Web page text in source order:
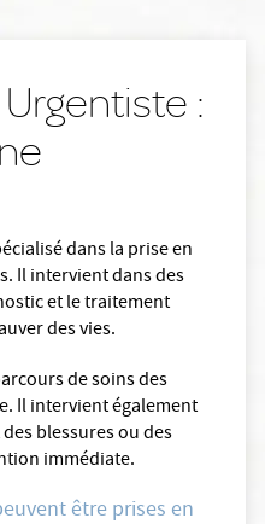
:
dans la prise en
Il intervient dans des
et le traitement
des vies.
de soins des
Il intervient également
blessures ou des
immédiate.
être prises en